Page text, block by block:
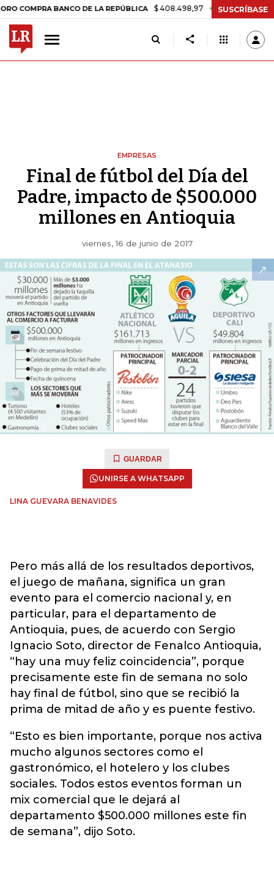
BANCO DE LA REPÚBLICA $ 408.498,97 +$ 8.753,81 +2,19%
SUSCRÍBASE
EMPRESAS
Final de fútbol del Día del
Padre, impacto de $500.000
millones en Antioquia
viernes, 16 de junio de 2017
GUARDAR
UNIRSE A WHATSAPP
LINA GUEVARA BENAVIDES
Pero más allá de los resultados deportivos,
el juego de mañana, significa un gran
evento para el comercio nacional y, en
particular, para el departamento de
Antioquia, pues, de acuerdo con Sergio
Ignacio Soto, director de Fenalco Antioquia,
“hay una muy feliz coincidencia”, porque
precisamente este fin de semana no solo
hay final de fútbol, sino que se recibió la
prima de mitad de año y es puente festivo.
“Esto es bien importante, porque nos activa
mucho algunos sectores como el
gastronómico, el hotelero y los clubes
sociales. Todos estos eventos forman un
mix comercial que le dejará al
departamento $500.000 millones este fin
de semana”, dijo Soto.